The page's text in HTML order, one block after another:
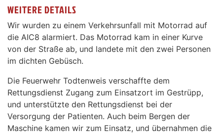
WEITERE DETAILS
Wir wurden zu einem Verkehrsunfall mit Motorrad auf
die AIC8 alarmiert. Das Motorrad kam in einer Kurve
von der Straße ab, und landete mit den zwei Personen
im dichten Gebüsch.
Die Feuerwehr Todtenweis verschaffte dem
Rettungsdienst Zugang zum Einsatzort im Gestrüpp,
und unterstützte den Rettungsdienst bei der
Versorgung der Patienten. Auch beim Bergen der
Maschine kamen wir zum Einsatz, und übernahmen die